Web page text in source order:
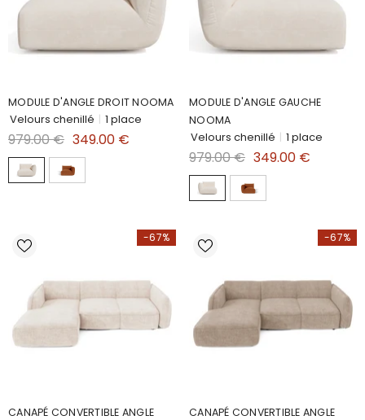
MODULE D'ANGLE DROIT NOOMA
Velours chenillé | 1 place
979.00 € 349.00 €
MODULE D'ANGLE GAUCHE
NOOMA
Velours chenillé | 1 place
979.00 € 349.00 €
-67%
CANAPÉ CONVERTIBLE ANGLE
-67%
CANAPÉ CONVERTIBLE ANGLE